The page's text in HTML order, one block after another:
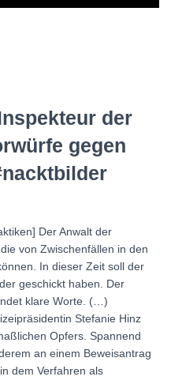
der
gegen
Der Anwalt der
von Zwischenfällen in den
In dieser Zeit soll der
geschickt haben. Der
klare Worte. (…)
Stefanie Hinz
Opfers. Spannend
an einem Beweisantrag
dem Verfahren als